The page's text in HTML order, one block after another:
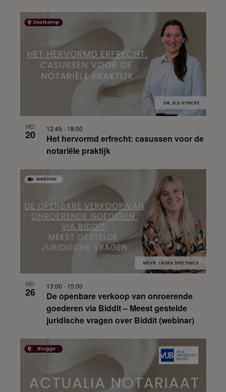
MEI
20
Het hervormd erfrecht: casussen voor de
notariële praktijk
12:45 - 18:00
MEI
26
De openbare verkoop van onroerende
goederen via Biddit – Meest gestelde
juridische vragen over Biddit (webinar)
13:00 - 15:00